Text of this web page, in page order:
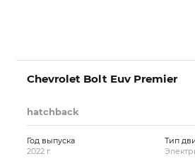
Chevrolet Bolt Euv Premier
hatchback
Год выпуска
2022 г.
Тип